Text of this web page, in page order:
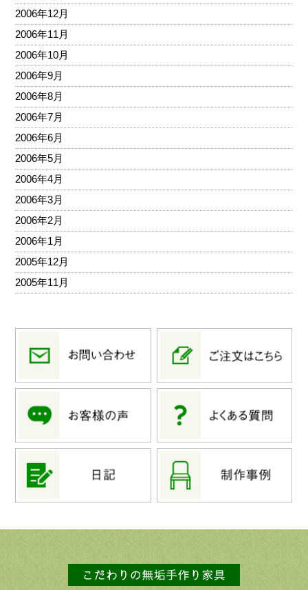
2006年12月
2006年11月
2006年10月
2006年9月
2006年8月
2006年7月
2006年6月
2006年5月
2006年4月
2006年3月
2006年2月
2006年1月
2005年12月
2005年11月